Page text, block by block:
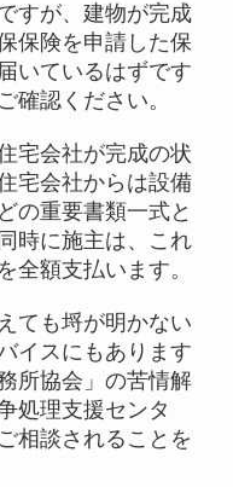
すが、建物が完成
保険を申請した保
いているはずです
確認ください。
宅会社が完成の状
宅会社からは設備
の重要書類一式と
時に施主は、これ
全額支払います。
ても埒が明かない
イスにもあります
所協会」の苦情解
処理支援センタ
相談されることを